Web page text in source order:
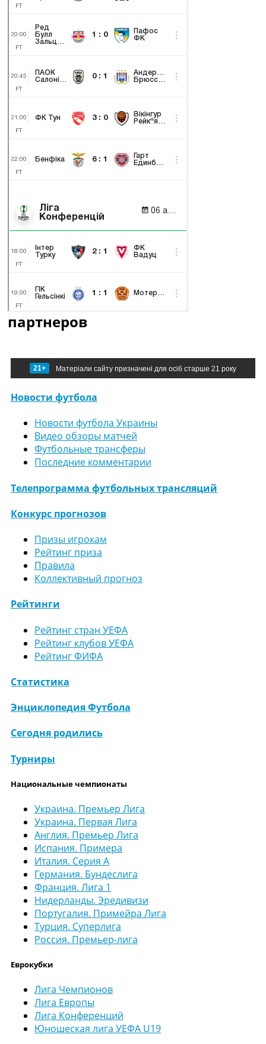
партнеров
21+ Матеріали сайту призначені для осіб старше 21 року
Новости футбола
Новости футбола Украины
Видео обзоры матчей
Футбольные трансферы
Последние комментарии
Телепрограмма футбольных трансляций
Конкурс прогнозов
Призы игрокам
Рейтинг приза
Правила
Коллективный прогноз
Рейтинги
Рейтинг стран УЕФА
Рейтинг клубов УЕФА
Рейтинг ФИФА
Статистика
Энциклопедия Футбола
Сегодня родились
Турниры
Национальные чемпионаты
Украина. Премьер Лига
Украина. Первая Лига
Англия. Премьер Лига
Испания. Примера
Италия. Серия А
Германия. Бундеслига
Франция. Лига 1
Нидерланды. Эредивизи
Португалия. Примейра Лига
Турция. Суперлига
Россия. Премьер-лига
Еврокубки
Лига Чемпионов
Лига Европы
Лига Конференций
Юношеская лига УЕФА U19